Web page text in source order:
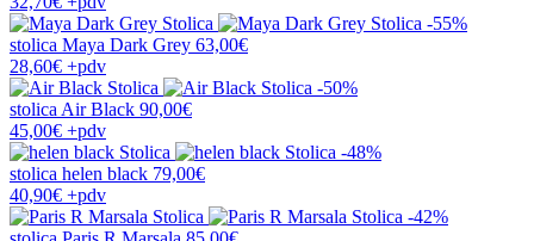
-55%
stolica Maya Dark Grey 63,00€
28,60€ +pdv
-50%
stolica Air Black 90,00€
45,00€ +pdv
-48%
stolica helen black 79,00€
40,90€ +pdv
-42%